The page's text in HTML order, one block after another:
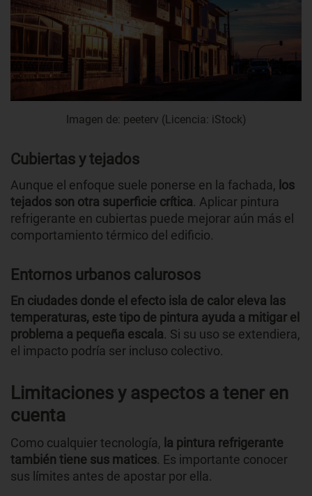
Imagen de: peeterv (Licencia: iStock)
Cubiertas y tejados
Aunque el enfoque suele ponerse en la fachada, los
tejados son otra superficie crítica. Aplicar pintura
refrigerante en cubiertas puede mejorar aún más el
comportamiento térmico del edificio.
Entornos urbanos calurosos
En ciudades donde el efecto isla de calor eleva las
temperaturas, este tipo de pintura ayuda a mitigar el
problema a pequeña escala. Si su uso se extendiera,
el impacto podría ser incluso colectivo.
Limitaciones y aspectos a tener en
cuenta
Como cualquier tecnología, la pintura refrigerante
también tiene sus matices. Es importante conocer
sus límites antes de apostar por ella.